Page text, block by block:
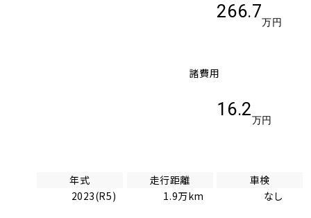
266.7
万円
諸費用
16.2
万円
年式
2023(R5)
走行距離
1.9万km
車検
なし